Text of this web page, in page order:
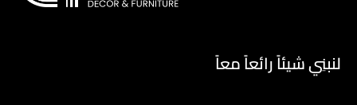
لنبنِي شيئاً رائعاً معاً